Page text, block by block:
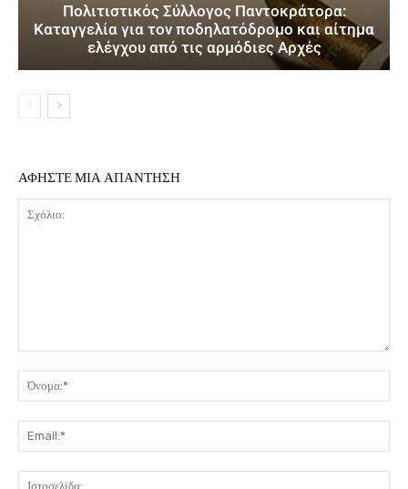
Πολιτιστικός Σύλλογος Παντοκράτορα:
Καταγγελία για τον ποδηλατόδρομο και αίτημα
ελέγχου από τις αρμόδιες Αρχές
ΑΦΗΣΤΕ ΜΙΑ ΑΠΑΝΤΗΣΗ